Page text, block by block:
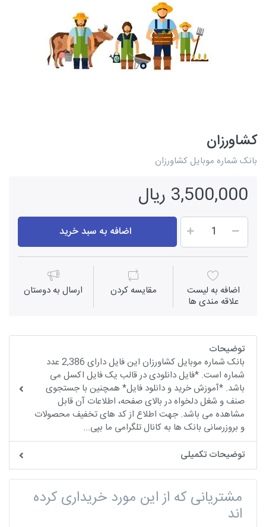
کشاورزان
بانک شماره موبایل کشاورزان
3,500,000 ریال
اضافه به سبد خرید
اضافه به لیست
علاقه مندی ها
مقايسه كردن ارسال به دوستان
توضیحات
بانک شماره موبایل کشاورزان این فایل دارای 2,386 عدد
شماره است. *فایل دانلودی در قالب یک فایل اکسل می
باشد. *آموزش خرید و دانلود فایل* همچنین با جستجوی
صنف و شغل دلخواه در بالای صفحه، اطلاعات آن قابل
مشاهده می باشد. جهت اطلاع از کد های تخفیف محصولات
و بروزرسانی بانک ها به کانال تلگرامی ما بپی...
توضیحات تکمیلی
مشتریانی که از این مورد خریداری کرده
اند